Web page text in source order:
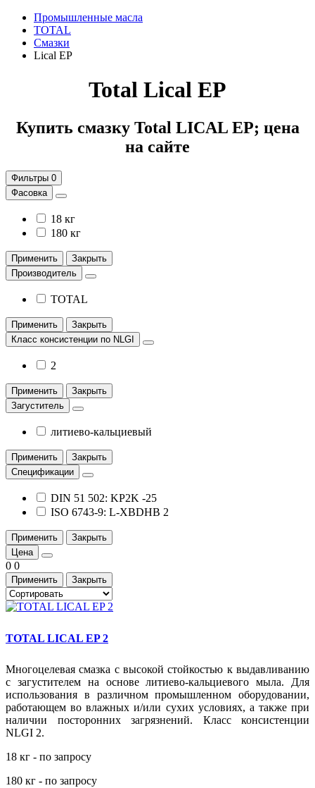
Промышленные масла
TOTAL
Смазки
Lical EP
Total Lical EP
Купить смазку Total LICAL EP; цена
на сайте
Фильтры 0
Фасовка
18 кг
180 кг
Применить
Закрыть
Производитель
TOTAL
Применить
Закрыть
Класс консистенции по NLGI
2
Применить
Закрыть
Загуститель
литиево-кальциевый
Применить
Закрыть
Спецификации
DIN 51 502: KP2K -25
ISO 6743-9: L-XBDHB 2
Применить
Закрыть
Цена
0 0
Применить Закрыть
TOTAL LICAL EP 2
Многоцелевая смазка с высокой стойкостью к выдавливанию
с загустителем на основе литиево-кальциевого мыла. Для
использования в различном промышленном оборудовании,
работающем во влажных и/или сухих условиях, а также при
наличии посторонних загрязнений. Класс консистенции
NLGI 2.
18 кг - по запросу
180 кг - по запросу